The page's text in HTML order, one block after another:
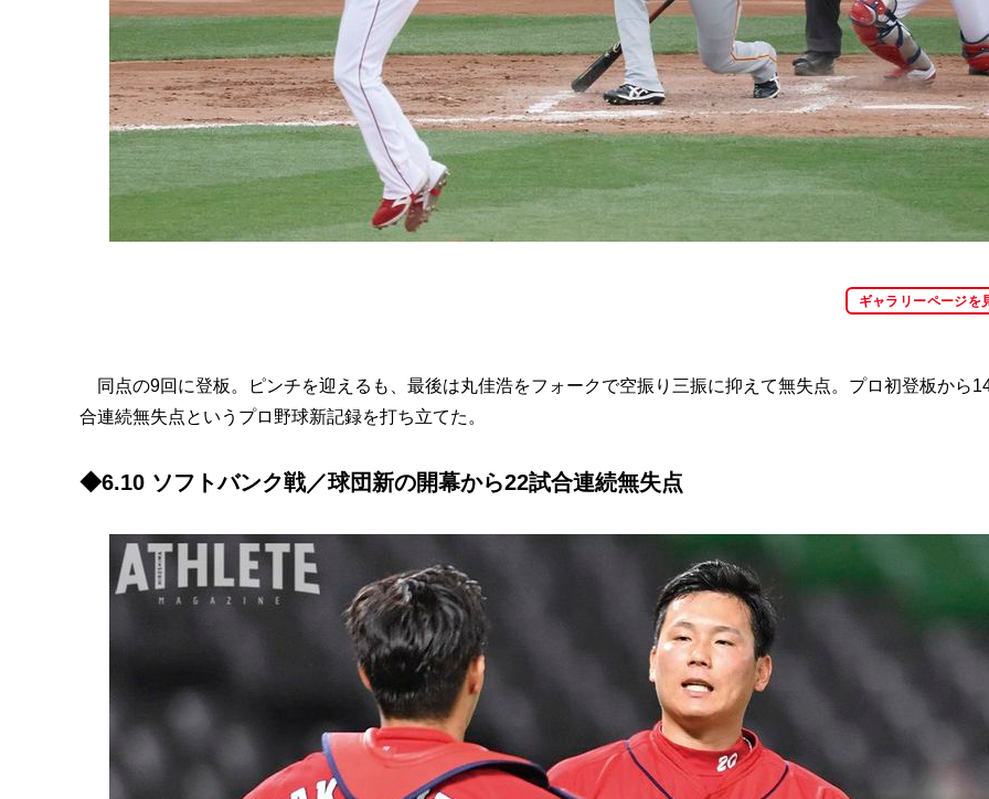
ギャラリーページを
同点の9回に登板。ピンチを迎えるも、最後は丸佳浩をフォークで空振り三振に抑えて無失点。プロ初登板から
合連続無失点というプロ野球新記録を打ち立てた。
◆6.10 ソフトバンク戦／球団新の開幕から22試合連続無失点